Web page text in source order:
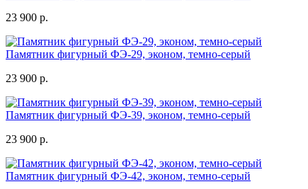
23 900 р.
Памятник фигурный ФЭ-29, эконом, темно-серый
23 900 р.
Памятник фигурный ФЭ-39, эконом, темно-серый
23 900 р.
Памятник фигурный ФЭ-42, эконом, темно-серый